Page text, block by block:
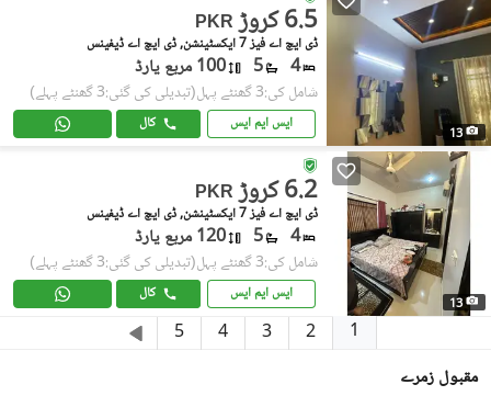
13
PKR 6.5 کروڑ
ڈی ایچ اے فیز 7 ایکسٹینشن, ڈی ایچ اے ڈیفینس
4
5 100 مربع یارڈ
شامل کی:3 گھنٹے پہل (تبدیلی کی گئی:3 گھنٹے پہلے)
ایس ایم ایس کال
13
PKR 6.2 کروڑ
ڈی ایچ اے فیز 7 ایکسٹینشن, ڈی ایچ اے ڈیفینس
4
5 120 مربع یارڈ
شامل کی:3 گھنٹے پہل (تبدیلی کی گئی:3 گھنٹے پہلے)
ایس ایم ایس کال
1
2
3
4
5
مقبول زمرے